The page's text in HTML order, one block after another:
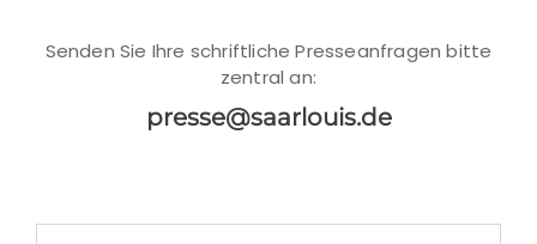
Senden Sie Ihre schriftliche Presseanfragen bitte
zentral an:
presse@saarlouis.de